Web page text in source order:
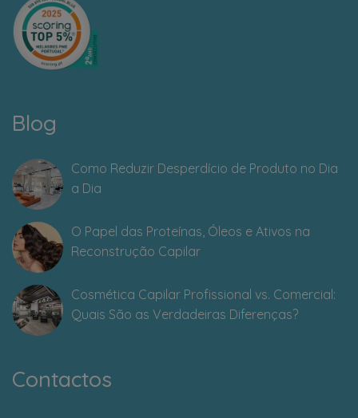
Blog
Como Reduzir Desperdício de Produto no Dia
a Dia
O Papel das Proteínas, Óleos e Ativos na
Reconstrução Capilar
Cosmética Capilar Profissional vs. Comercial:
Quais São as Verdadeiras Diferenças?
Contactos